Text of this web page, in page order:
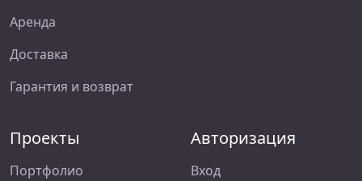
Аренда
Доставка
Гарантия и возврат
Проекты
Портфолио
Авторизация
Вход